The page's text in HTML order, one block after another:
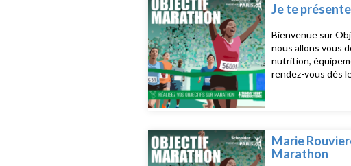
Je te
Bienvenue sur
nous allons vous
nutrition,
rendez-vous dés
Marie
Marathon